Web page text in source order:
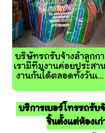
บริษัทรถรับจ้างลำลูกกา
เรามีทีมงานค่อยประสา
งานกันได้ตลอดทั้งวันเ...
บริการเบอร์โทรรถรับ
ชิ้นตั้งแต่ห้องเ